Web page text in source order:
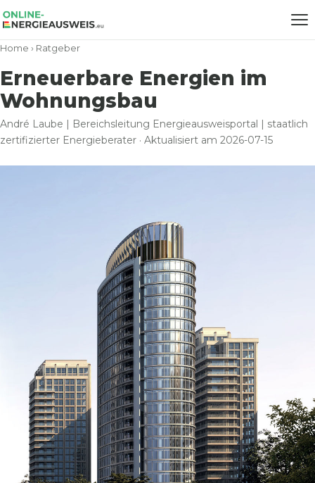
Home › Ratgeber
Erneuerbare Energien im
Wohnungsbau
André Laube | Bereichsleitung Energieausweisportal | staatlich
zertifizierter Energieberater · Aktualisiert am 2026-07-15